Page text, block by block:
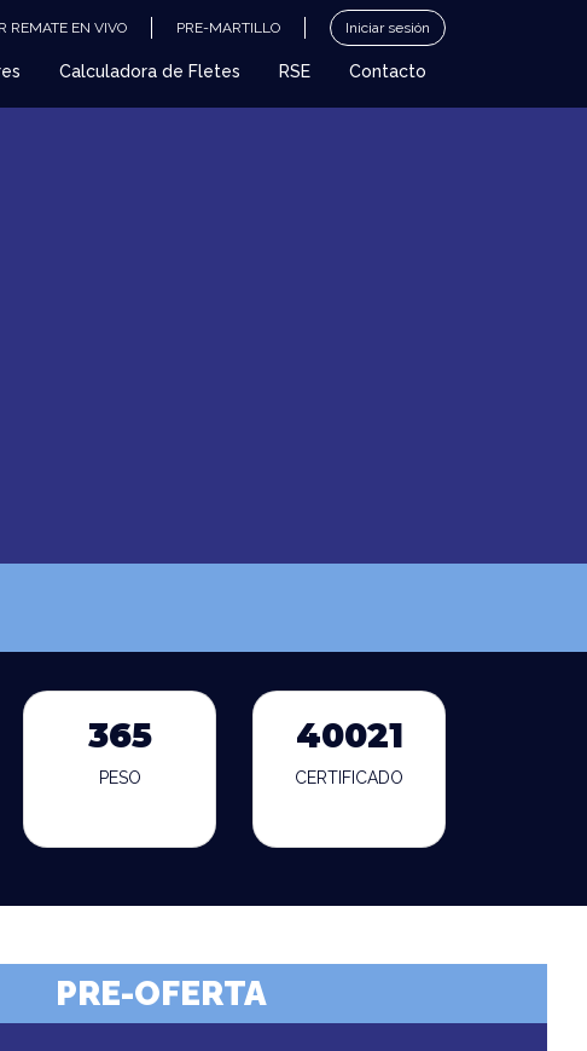
REMATE EN VIVO PRE-MARTILLO Iniciar sesión
Calculadora de Fletes RSE Contacto
365
PESO
40021
CERTIFICADO
PRE-OFERTA